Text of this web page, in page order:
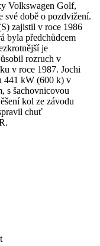
Volkswagen Golf,
své době o pozdvižení.
zajistil v roce 1986
byla předchůdcem
je
rozruch v
v roce 1987. Jochi
441 kW (600 k) v
s šachovnicovou
kol ze závodu
chuť